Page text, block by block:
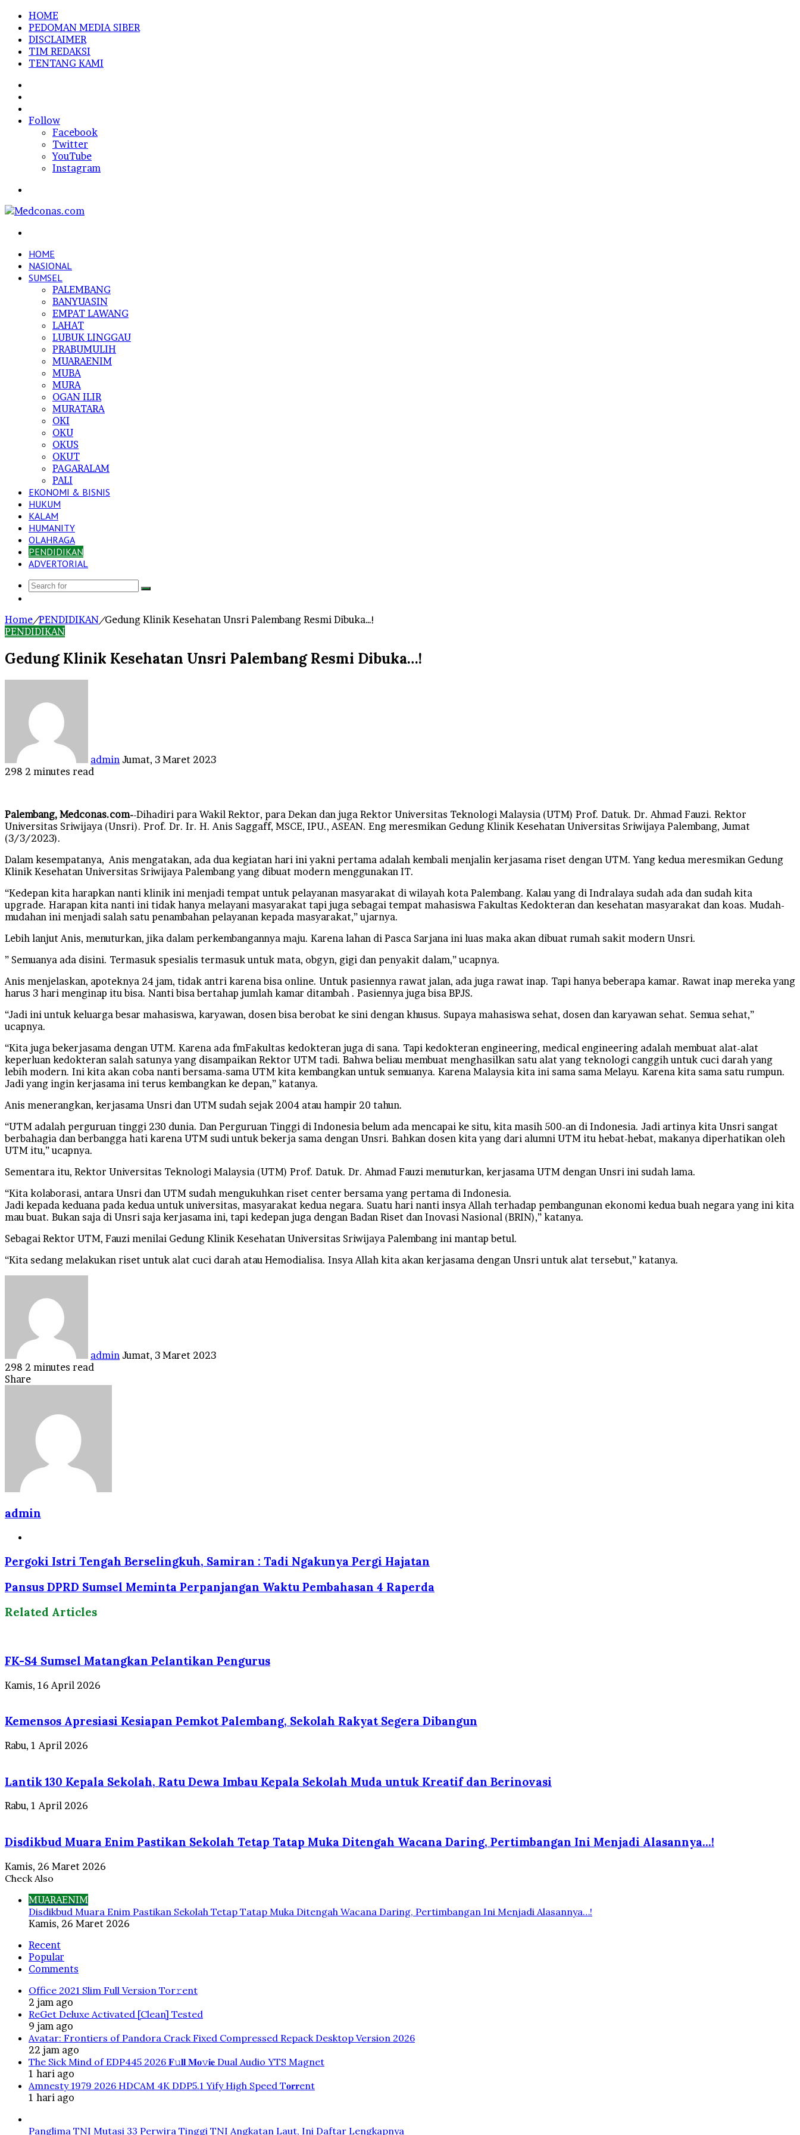
HOME
PEDOMAN MEDIA SIBER
DISCLAIMER
TIM REDAKSI
TENTANG KAMI
In
Follow
Facebook
Twitter
YouTube
Instagram
HOME
NASIONAL
SUMSEL
PALEMBANG
BANYUASIN
EMPAT LAWANG
LAHAT
LUBUK LINGGAU
PRABUMULIH
MUARAENIM
MUBA
MURA
OGAN ILIR
MURATARA
OKI
OKU
OKUS
OKUT
PAGARALAM
PALI
EKONOMI & BISNIS
HUKUM
KALAM
HUMANITY
OLAHRAGA
PENDIDIKAN
ADVERTORIAL
Search
Home/PENDIDIKAN/Gedung Klinik Kesehatan Unsri Palembang Resmi Dibuka…!
PENDIDIKAN
Gedung Klinik Kesehatan Unsri Palembang Resmi Dibuka…!
admin Jumat, 3 Maret 2023
298 2 minutes read
Palembang, Medconas.com--Dihadiri para Wakil Rektor, para Dekan dan juga Rektor Universitas Teknologi Malaysia (UTM) Prof. Datuk. Dr. Ahmad Fauzi. Rektor
Universitas Sriwijaya (Unsri). Prof. Dr. Ir. H. Anis Saggaff, MSCE, IPU., ASEAN. Eng meresmikan Gedung Klinik Kesehatan Universitas Sriwijaya Palembang, Jumat
(3/3/2023).
Dalam kesempatanya, Anis mengatakan, ada dua kegiatan hari ini yakni pertama adalah kembali menjalin kerjasama riset dengan UTM. Yang kedua meresmikan Gedung
Klinik Kesehatan Universitas Sriwijaya Palembang yang dibuat modern menggunakan IT.
“Kedepan kita harapkan nanti klinik ini menjadi tempat untuk pelayanan masyarakat di wilayah kota Palembang. Kalau yang di Indralaya sudah ada dan sudah kita
upgrade. Harapan kita nanti ini tidak hanya melayani masyarakat tapi juga sebagai tempat mahasiswa Fakultas Kedokteran dan kesehatan masyarakat dan koas. Mudah-
mudahan ini menjadi salah satu penambahan pelayanan kepada masyarakat,” ujarnya.
Lebih lanjut Anis, menuturkan, jika dalam perkembangannya maju. Karena lahan di Pasca Sarjana ini luas maka akan dibuat rumah sakit modern Unsri.
” Semuanya ada disini. Termasuk spesialis termasuk untuk mata, obgyn, gigi dan penyakit dalam,” ucapnya.
Anis menjelaskan, apoteknya 24 jam, tidak antri karena bisa online. Untuk pasiennya rawat jalan, ada juga rawat inap. Tapi hanya beberapa kamar. Rawat inap mereka yang
harus 3 hari menginap itu bisa. Nanti bisa bertahap jumlah kamar ditambah . Pasiennya juga bisa BPJS.
“Jadi ini untuk keluarga besar mahasiswa, karyawan, dosen bisa berobat ke sini dengan khusus. Supaya mahasiswa sehat, dosen dan karyawan sehat. Semua sehat,”
ucapnya.
“Kita juga bekerjasama dengan UTM. Karena ada fmFakultas kedokteran juga di sana. Tapi kedokteran engineering, medical engineering adalah membuat alat-alat
keperluan kedokteran salah satunya yang disampaikan Rektor UTM tadi. Bahwa beliau membuat menghasilkan satu alat yang teknologi canggih untuk cuci darah yang
lebih modern. Ini kita akan coba nanti bersama-sama UTM kita kembangkan untuk semuanya. Karena Malaysia kita ini sama sama Melayu. Karena kita sama satu rumpun.
Jadi yang ingin kerjasama ini terus kembangkan ke depan,” katanya.
Anis menerangkan, kerjasama Unsri dan UTM sudah sejak 2004 atau hampir 20 tahun.
“UTM adalah perguruan tinggi 230 dunia. Dan Perguruan Tinggi di Indonesia belum ada mencapai ke situ, kita masih 500-an di Indonesia. Jadi artinya kita Unsri sangat
berbahagia dan berbangga hati karena UTM sudi untuk bekerja sama dengan Unsri. Bahkan dosen kita yang dari alumni UTM itu hebat-hebat, makanya diperhatikan oleh
UTM itu,” ucapnya.
Sementara itu, Rektor Universitas Teknologi Malaysia (UTM) Prof. Datuk. Dr. Ahmad Fauzi menuturkan, kerjasama UTM dengan Unsri ini sudah lama.
“Kita kolaborasi, antara Unsri dan UTM sudah mengukuhkan riset center bersama yang pertama di Indonesia.
Jadi kepada keduana pada kedua untuk universitas, masyarakat kedua negara. Suatu hari nanti insya Allah terhadap pembangunan ekonomi kedua buah negara yang ini kita
mau buat. Bukan saja di Unsri saja kerjasama ini, tapi kedepan juga dengan Badan Riset dan Inovasi Nasional (BRIN),” katanya.
Sebagai Rektor UTM, Fauzi menilai Gedung Klinik Kesehatan Universitas Sriwijaya Palembang ini mantap betul.
“Kita sedang melakukan riset untuk alat cuci darah atau Hemodialisa. Insya Allah kita akan kerjasama dengan Unsri untuk alat tersebut,” katanya.
admin Jumat, 3 Maret 2023
298 2 minutes read
Facebook
Twitter
LinkedIn
Tumblr
Pinterest
Reddit
VKontakte
Odnoklassniki
Pocket
Share
admin
Pergoki Istri Tengah Berselingkuh, Samiran : Tadi Ngakunya Pergi Hajatan
Pansus DPRD Sumsel Meminta Perpanjangan Waktu Pembahasan 4 Raperda
Related Articles
FK-S4 Sumsel Matangkan Pelantikan Pengurus
Kamis, 16 April 2026
Kemensos Apresiasi Kesiapan Pemkot Palembang, Sekolah Rakyat Segera Dibangun
Rabu, 1 April 2026
Lantik 130 Kepala Sekolah, Ratu Dewa Imbau Kepala Sekolah Muda untuk Kreatif dan Berinovasi
Rabu, 1 April 2026
Disdikbud Muara Enim Pastikan Sekolah Tetap Tatap Muka Ditengah Wacana Daring, Pertimbangan Ini Menjadi Alasannya…!
Kamis, 26 Maret 2026
Check Also
MUARAENIM
Disdikbud Muara Enim Pastikan Sekolah Tetap Tatap Muka Ditengah Wacana Daring, Pertimbangan Ini Menjadi Alasannya…!
Kamis, 26 Maret 2026
Recent
Popular
Comments
Office 2021 Slim Full Version Tor𝚛ent
2 jam ago
ReGet Deluxe Activated [Clean] Tested
9 jam ago
Avatar: Frontiers of Pandora Crack Fixed Compressed Repack Desktop Version 2026
22 jam ago
The Sick Mind of EDP445 2026 𝐅𝚞𝐥𝐥 𝐌𝐨𝚟𝐢𝐞 Dual Audio YTS Magnet
1 hari ago
Amnesty 1979 2026 HDCAM 4K DDP5.1 Yify High Speed T𝐨𝐫𝐫ent
1 hari ago
Panglima TNI Mutasi 33 Perwira Tinggi TNI Angkatan Laut, Ini Daftar Lengkapnya